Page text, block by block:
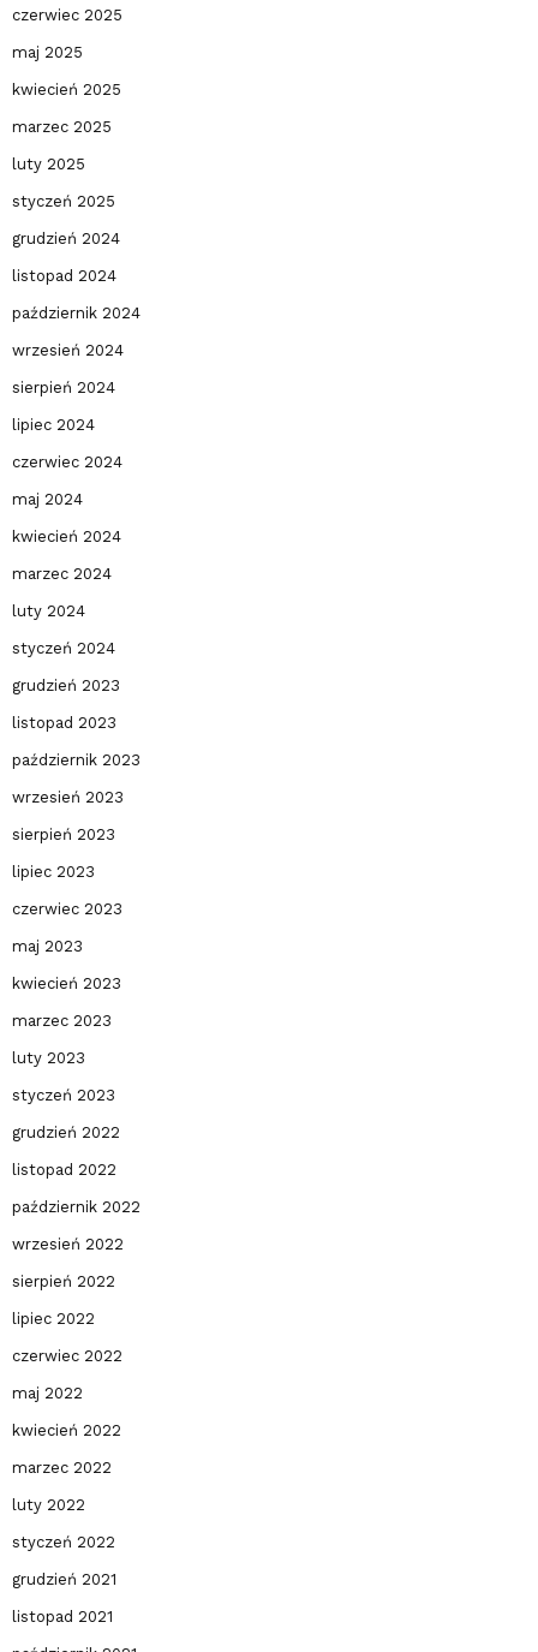
czerwiec 2025
maj 2025
kwiecień 2025
marzec 2025
luty 2025
styczeń 2025
grudzień 2024
listopad 2024
październik 2024
wrzesień 2024
sierpień 2024
lipiec 2024
czerwiec 2024
maj 2024
kwiecień 2024
marzec 2024
luty 2024
styczeń 2024
grudzień 2023
listopad 2023
październik 2023
wrzesień 2023
sierpień 2023
lipiec 2023
czerwiec 2023
maj 2023
kwiecień 2023
marzec 2023
luty 2023
styczeń 2023
grudzień 2022
listopad 2022
październik 2022
wrzesień 2022
sierpień 2022
lipiec 2022
czerwiec 2022
maj 2022
kwiecień 2022
marzec 2022
luty 2022
styczeń 2022
grudzień 2021
listopad 2021